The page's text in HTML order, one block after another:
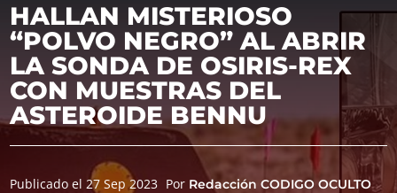
HALLAN MISTERIOSO
“POLVO NEGRO” AL ABRIR
LA SONDA DE OSIRIS-REX
CON MUESTRAS DEL
ASTEROIDE BENNU
Publicado el 27 Sep 2023 Por Redacción CODIGO OCULTO